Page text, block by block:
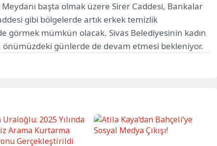
başta olmak üzere Sirer Caddesi, Bankalar
gibi bölgelerde artık erkek temizlik
görmek mümkün olacak. Sivas Belediyesinin kadın
önümüzdeki günlerde de devam etmesi bekleniyor.